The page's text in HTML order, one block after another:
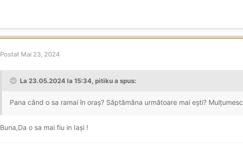
Postat Mai 23, 2024
La 23.05.2024 la 15:34, pitikua spus:
Pana când o sa ramai în oraș? Săptămâna următoare mai ești? Mulțumesc
Buna,Da o sa mai fiu in Iași !